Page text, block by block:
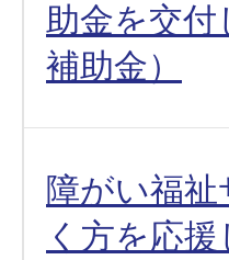
助金を交
補助金）
障がい福
く方を応